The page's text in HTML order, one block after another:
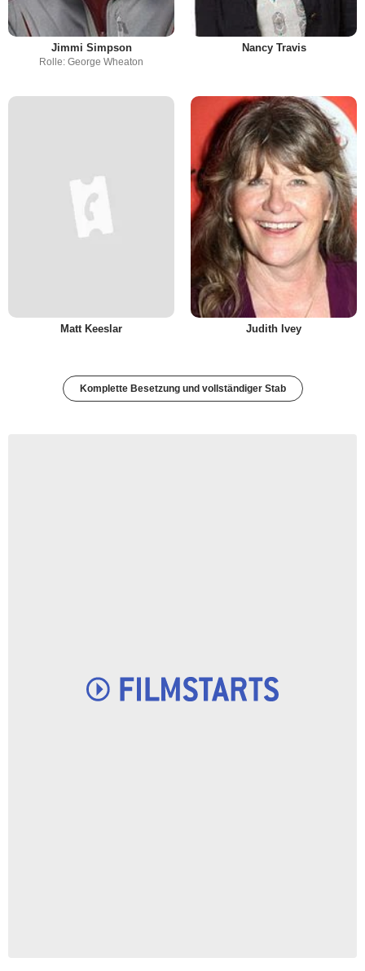
Jimmi Simpson
Rolle: George Wheaton
Nancy Travis
Matt Keeslar Judith Ivey
Komplette Besetzung und vollständiger Stab